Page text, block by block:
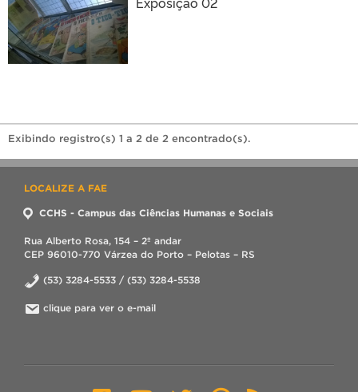
Exibindo registro(s) 1 a 2 de 2 encontrado(s).
LOCALIZE A FAE
CCHS - Campus das Ciências Humanas e Sociais
Rua Alberto Rosa, 154 – 2º andar
CEP 96010-770 Várzea do Porto – Pelotas – RS
(53) 3284-5533 / (53) 3284-5538
clique para ver o e-mail